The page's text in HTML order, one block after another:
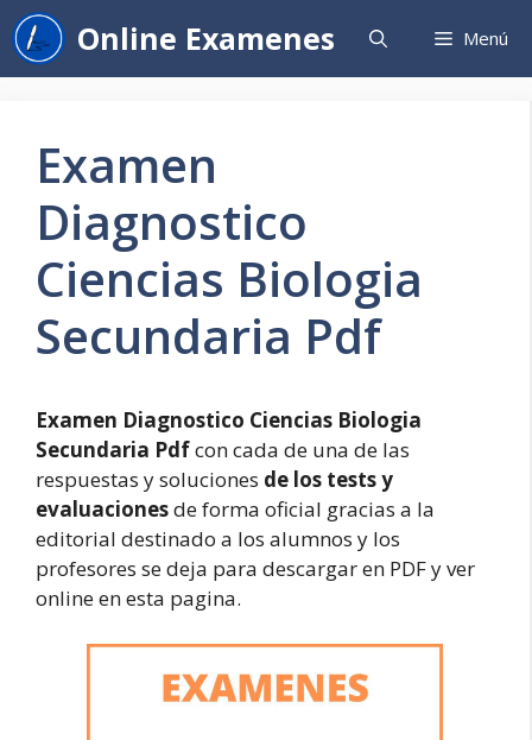
Saltar
al
contenido
Online Examenes Menú
Examen
Diagnostico
Ciencias Biologia
Secundaria Pdf
Examen Diagnostico Ciencias Biologia
Secundaria Pdfcon cada de una de las
respuestas y soluciones de los tests y
evaluacionesde forma oficial gracias a la
editorial destinado a los alumnos y los
profesores se deja para descargar en PDF y ver
online en esta pagina.